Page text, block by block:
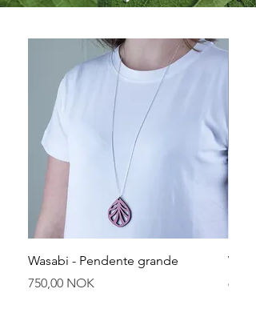
Wasabi - Pendente grande
Prezzo
750,00 NOK